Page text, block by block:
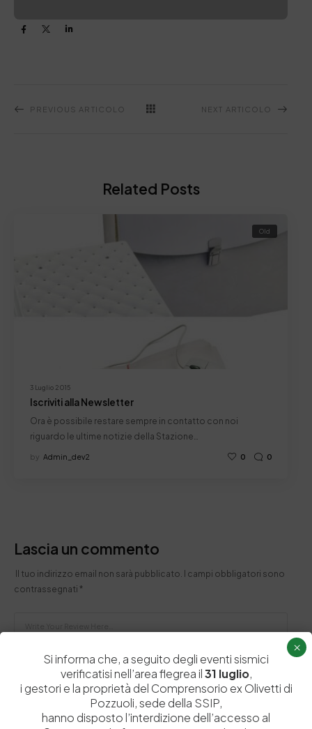
PREVIOUS ARTICOLO NEXT ARTICOLO
Related Posts
3 Luglio 2015
Old
Iscriviti alla Newsletter
Ora è possibile restare sempre in contatto con noi
riguardo le ultime notizie della Stazione…
by Admin_dev2 0 0
Lascia un commento
Il tuo indirizzo email non sarà pubblicato. I campi obbligatori sono
contrassegnati *
Si informa che, a seguito degli eventi sismici
verificatisi nell’area flegrea il31 luglio,
i gestori e la proprietà del Comprensorio ex Olivetti di
Pozzuoli, sede della SSIP,
hanno disposto l’interdizione dell’accesso al
×